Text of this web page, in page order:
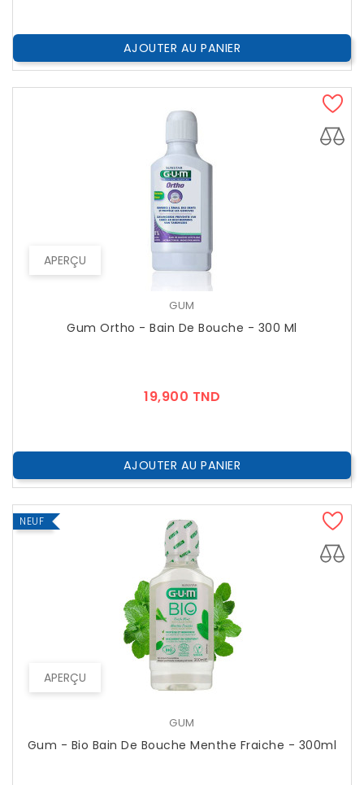
AJOUTER AU PANIER
APERÇU
GUM
Gum Ortho - Bain De Bouche - 300 Ml
19,900 TND
AJOUTER AU PANIER
APERÇU
NEUF
GUM
Gum - Bio Bain De Bouche Menthe Fraiche - 300ml